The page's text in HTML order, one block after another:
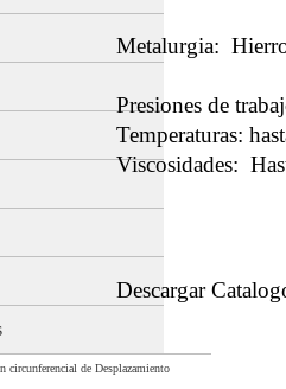
circunferencial de Desplazamiento
Metalurgia:
Presiones de
Temperaturas:
Viscosidades:
Descargar